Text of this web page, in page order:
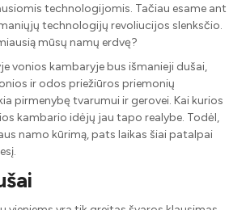
technologijomis. Tačiau esame ant
technologijų revoliucijos slenksčio.
mūsų namų erdvę?
vonios kambaryje bus išmanieji dušai,
ir odos priežiūros priemonių
pirmenybę tvarumui ir gerovei. Kai kurios
kambario idėjų jau tapo realybe. Todėl,
namo kūrimą, pats laikas šiai patalpai